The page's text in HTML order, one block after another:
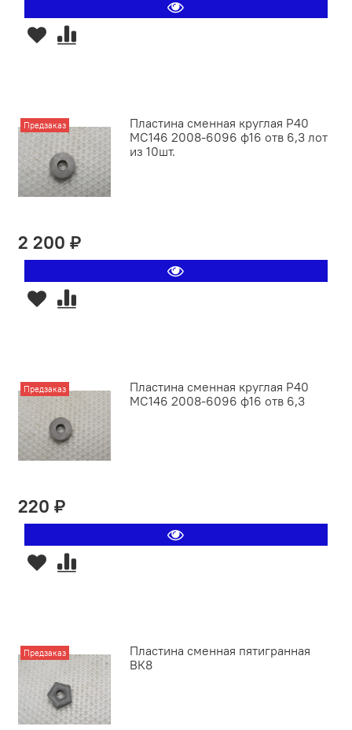
Предзаказ
Пластина сменная круглая P40
MC146 2008-6096 ф16 отв 6,3 лот
из 10шт.
2 200 ₽
Предзаказ
Пластина сменная круглая P40
MC146 2008-6096 ф16 отв 6,3
220 ₽
Предзаказ
Пластина сменная пятигранная
ВК8